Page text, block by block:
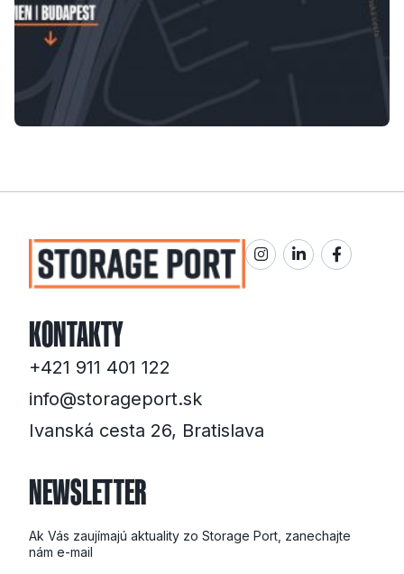
KONTAKTY
+421 911 401 122
info@storageport.sk
Ivanská cesta 26, Bratislava
NEWSLETTER
Ak Vás zaujímajú aktuality zo Storage Port, zanechajte
nám e-mail